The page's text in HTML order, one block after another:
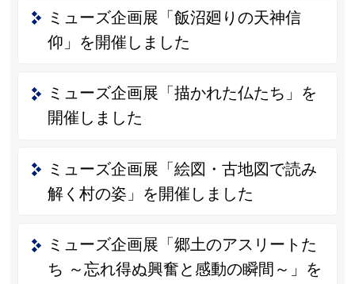
ミューズ企画展「飯沼廻りの天神信
仰」を開催しました
ミューズ企画展「描かれた仏たち」を
開催しました
ミューズ企画展「絵図・古地図で読み
解く村の姿」を開催しました
ミューズ企画展「郷土のアスリートた
ち ～忘れ得ぬ興奮と感動の瞬間～」を